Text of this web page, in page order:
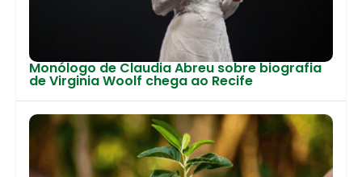
Monólogo de Claudia Abreu sobre biografia
de Virginia Woolf chega ao Recife